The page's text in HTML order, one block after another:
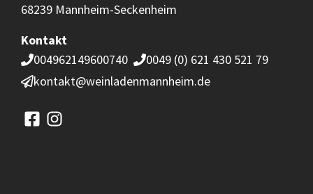
68239 Mannheim-Seckenheim
Kontakt
004962149600740
0049 (0) 621 430 521 79
kontakt@weinladenmannheim.de